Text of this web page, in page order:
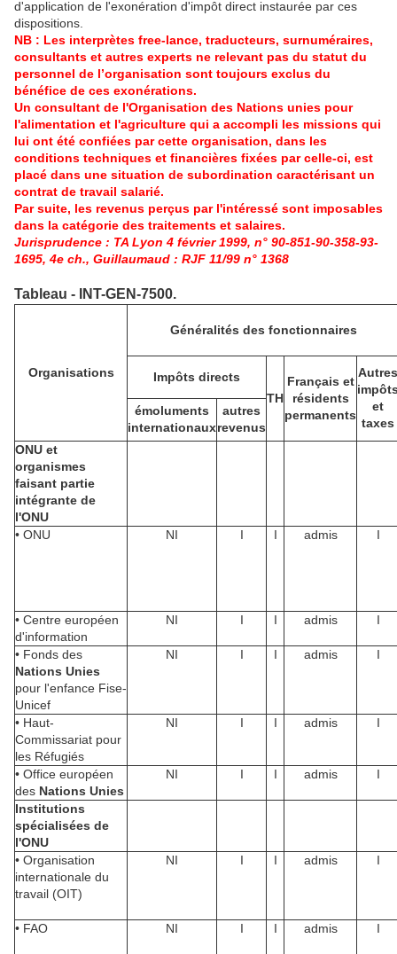
d'application de l'exonération d'impôt direct instaurée par ces
dispositions.
NB : Les interprètes free-lance, traducteurs, surnuméraires,
consultants et autres experts ne relevant pas du statut du
personnel de l’organisation sont toujours exclus du
bénéfice de ces exonérations.
Un consultant de l'Organisation des Nations unies pour
l'alimentation et l'agriculture qui a accompli les missions qui
lui ont été confiées par cette organisation, dans les
conditions techniques et financières fixées par celle-ci, est
placé dans une situation de subordination caractérisant un
contrat de travail salarié.
Par suite, les revenus perçus par l'intéressé sont imposables
dans la catégorie des traitements et salaires.
Jurisprudence : TA Lyon 4 février 1999, n° 90-851-90-358-93-
1695, 4e ch., Guillaumaud : RJF 11/99 n° 1368
Tableau - INT-GEN-7500.
Organisations
Généralités des fonctionnaires
Impôts directs
TH
Français et
résidents
permanents
Autres
et
taxes
émoluments
internationaux
autres
revenus
ONU et
organismes
faisant partie
intégrante de
l'ONU
• ONU
NI I I admis I
• Centre européen
d'information
NI I I admis I
• Fonds des
Nations Unies
pour l'enfance Fise-
Unicef
NI I I admis I
• Haut-
Commissariat pour
les Réfugiés
NI I I admis I
• Office européen
des Nations Unies
NI I I admis I
Institutions
spécialisées de
l'ONU
• Organisation
internationale du
travail (OIT)
NI I I admis I
• FAO NI I I admis I